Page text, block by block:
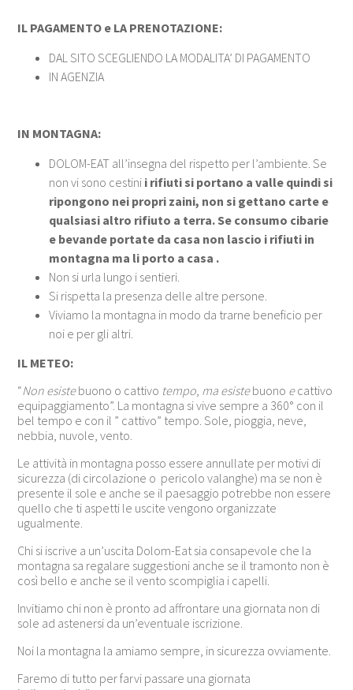
IL PAGAMENTO e LA PRENOTAZIONE:
DAL SITO SCEGLIENDO LA MODALITA’ DI PAGAMENTO
IN AGENZIA
IN MONTAGNA:
DOLOM-EAT all’insegna del rispetto per l’ambiente. Se
non vi sono cestini i rifiuti si portano a valle quindi si
ripongono nei propri zaini, non si gettano carte e
qualsiasi altro rifiuto a terra. Se consumo cibarie
e bevande portate da casa non lascio i rifiuti in
montagna ma li porto a casa .
Non si urla lungo i sentieri.
Si rispetta la presenza delle altre persone.
Viviamo la montagna in modo da trarne beneficio per
noi e per gli altri.
IL METEO:
“Non esistebuono o cattivo tempo ma esistebuono ecattivo
equipaggiamento”. La montagna si vive sempre a 360° con il
bel tempo e con il ” cattivo” tempo. Sole, pioggia, neve,
nebbia, nuvole, vento.
Le attività in montagna posso essere annullate per motivi di
sicurezza (di circolazione o pericolo valanghe) ma se non è
presente il sole e anche se il paesaggio potrebbe non essere
quello che ti aspetti le uscite vengono organizzate
ugualmente.
Chi si iscrive a un’uscita Dolom-Eat sia consapevole che la
montagna sa regalare suggestioni anche se il tramonto non è
così bello e anche se il vento scompiglia i capelli.
Invitiamo chi non è pronto ad affrontare una giornata non di
sole ad astenersi da un’eventuale iscrizione.
Noi la montagna la amiamo sempre, in sicurezza ovviamente.
Faremo di tutto per farvi passare una giornata